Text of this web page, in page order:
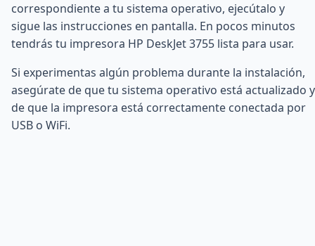
correspondiente a tu sistema operativo, ejecútalo y
sigue las instrucciones en pantalla. En pocos minutos
tendrás tu impresora HP DeskJet 3755 lista para usar.
Si experimentas algún problema durante la instalación,
asegúrate de que tu sistema operativo está actualizado y
de que la impresora está correctamente conectada por
USB o WiFi.